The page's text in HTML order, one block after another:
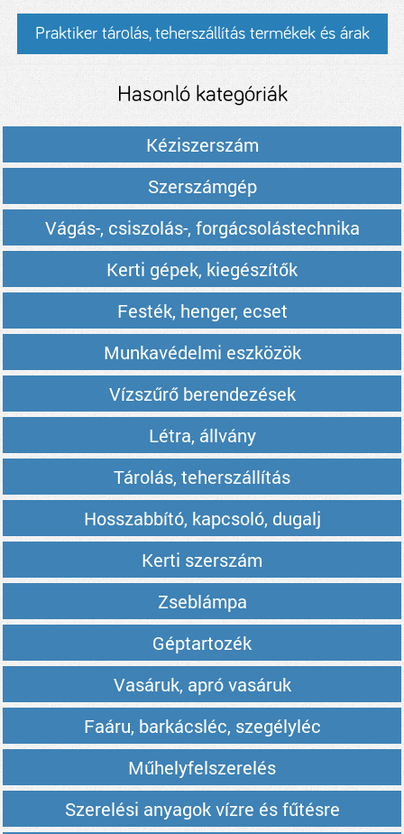
Praktiker tárolás, teherszállítás termékek és árak
Hasonló kategóriák
Kéziszerszám
Szerszámgép
Vágás-, csiszolás-, forgácsolástechnika
Kerti gépek, kiegészítők
Festék, henger, ecset
Munkavédelmi eszközök
Vízszűrő berendezések
Létra, állvány
Tárolás, teherszállítás
Hosszabbító, kapcsoló, dugalj
Kerti szerszám
Zseblámpa
Géptartozék
Vasáruk, apró vasáruk
Faáru, barkácsléc, szegélyléc
Műhelyfelszerelés
Szerelési anyagok vízre és fűtésre